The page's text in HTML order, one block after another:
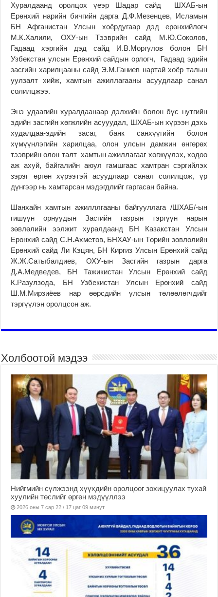
Хуралдаанд оролцох үеэр Шадар сайд ШХАБ-ын
Ерөнхий нарийн бичгийн дарга Д.Ф.Мезенцев, Исламын
БН Афганистан Улсын хоёрдугаар дэд ерөнхийлөгч
М.К.Халили, ОХУ-ын Тээврийн сайд М.Ю.Соколов,
Гадаад хэргийн дэд сайд И.В.Моргулов болон БН
Узбекстан улсын Ерөнхий сайдын орлогч, Гадаад эдийн
засгийн харилцааны сайд Э.М.Ганиев нартай хоёр талын
уулзалт хийж, хамтын ажиллагааны асуудлаар санал
солилцжээ.
Энэ удаагийн хуралдаанаар дэлхийн болон бүс нутгийн
эдийн засгийн хөгжлийн асууудал, ШХАБ-ын хүрээн дэхь
худалдаа-эдийн засаг, банк санхүүгийн болон
хүмүүнлэгийн харилцаа, олон улсын дамжин өнгөрөх
тээврийн олон талт хамтын ажиллагааг хөгжүүлэх, хөдөө
аж ахуй, байгалийн аюул гамшгаас хамтран сэргийлэх
зэрэг өргөн хүрээтэй асуудлаар санал солилцож, үр
дүнгээр нь хамтарсан мэдэгдлийг гаргасан байна.
Шанхайн хамтын ажилллгааны байгууллага /ШХАБ/-ын
гишүүн орнуудын Засгийн газрын тэргүүн нарын
зөвлөлийн ээлжит хуралдаанд БН Казакстан Улсын
Ерөнхий сайд С.Н.Ахметов, БНХАУ-ын Төрийн зөвлөлийн
Ерөнхий сайд Ли Кэцян, БН Киргиз Улсын Ерөнхий сайд
Ж.Ж.Сатыбалдиев, ОХУ-ын Засгийн газрын дарга
Д.А.Медведев, БН Тажикистан Улсын Ерөнхий сайд
К.Разулзода, БН Узбекистан Улсын Ерөнхий сайд
Ш.М.Мирзиёев нар өөрсдийн улсын төлөөлөгчдийг
тэргүүлэн оролцсон аж.
Холбоотой мэдээ
Нийгмийн сүлжээнд хүүхдийн оролцоог зохицуулах тухай
хуулийн төслийг өргөн мэдүүллээ
2026 оны 7 сар 22 / 17 цаг 09 минут